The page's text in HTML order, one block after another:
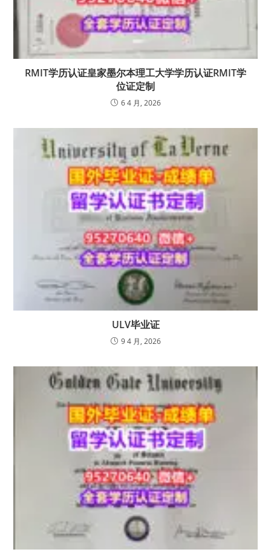
RMIT学历认证皇家墨尔本理工大学学历认证RMIT学
位证定制
6 4 月, 2026
ULV毕业证
9 4 月, 2026